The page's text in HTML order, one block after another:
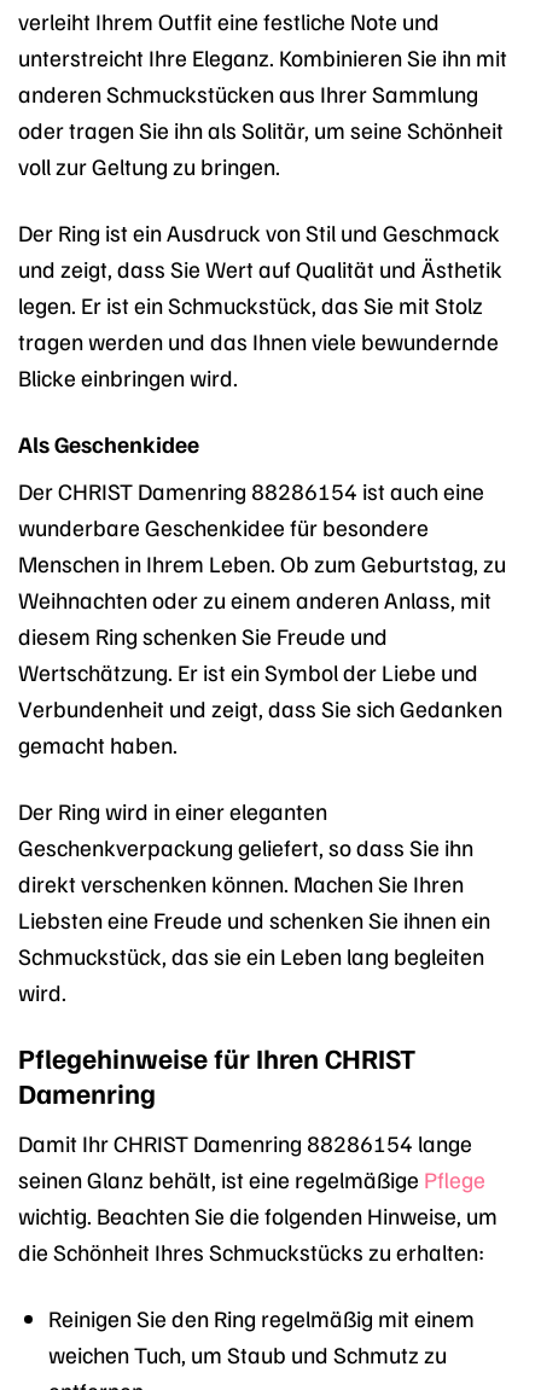
verleiht Ihrem Outfit eine festliche Note und
unterstreicht Ihre Eleganz. Kombinieren Sie ihn mit
anderen Schmuckstücken aus Ihrer Sammlung
oder tragen Sie ihn als Solitär, um seine Schönheit
voll zur Geltung zu bringen.
Der Ring ist ein Ausdruck von Stil und Geschmack
und zeigt, dass Sie Wert auf Qualität und Ästhetik
legen. Er ist ein Schmuckstück, das Sie mit Stolz
tragen werden und das Ihnen viele bewundernde
Blicke einbringen wird.
Als Geschenkidee
Der CHRIST Damenring 88286154 ist auch eine
wunderbare Geschenkidee für besondere
Menschen in Ihrem Leben. Ob zum Geburtstag, zu
Weihnachten oder zu einem anderen Anlass, mit
diesem Ring schenken Sie Freude und
Wertschätzung. Er ist ein Symbol der Liebe und
Verbundenheit und zeigt, dass Sie sich Gedanken
gemacht haben.
Der Ring wird in einer eleganten
Geschenkverpackung geliefert, so dass Sie ihn
direkt verschenken können. Machen Sie Ihren
Liebsten eine Freude und schenken Sie ihnen ein
Schmuckstück, das sie ein Leben lang begleiten
wird.
Pflegehinweise für Ihren CHRIST
Damenring
Damit Ihr CHRIST Damenring 88286154 lange
seinen Glanz behält, ist eine regelmäßige Pflege
wichtig. Beachten Sie die folgenden Hinweise, um
die Schönheit Ihres Schmuckstücks zu erhalten:
Reinigen Sie den Ring regelmäßig mit einem
weichen Tuch, um Staub und Schmutz zu